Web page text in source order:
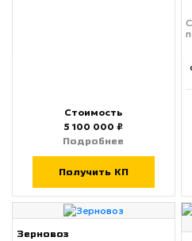
Стоимость
5 100 000 ₽
Подробнее
Получить КП
Зерновоз